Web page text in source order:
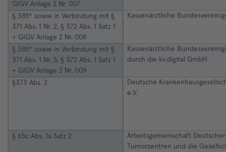
GIGV Anlage 2 Nr. 007
§ 385* sowie in Verbindung mit §
371 Abs. 1 Nr. 2, § 372 Abs. 1 Satz 1
+ GIGV Anlage 2 Nr. 008
Kassenärztliche
§ 385* sowie in Verbindung mit §
371 Abs. 1 Nr. 5, § 372 Abs. 1 Satz 1
+ GIGV Anlage 2 Nr. 009
Kassenärztliche
durch die kv.digital GmbH
§373 Abs. 2
Deutsche
e.V.
§ 65c Abs. 1a Satz 2
Arbeitsgemeinschaft Deutscher
Tumorzentren und die